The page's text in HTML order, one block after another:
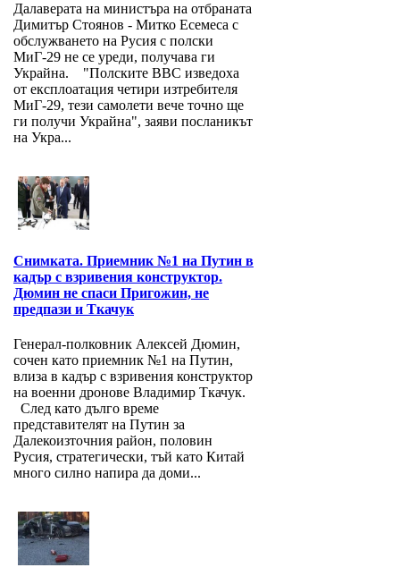
Далаверата на министъра на отбраната
Димитър Стоянов - Митко Есемеса с
обслужването на Русия с полски
МиГ-29 не се уреди, получава ги
Украйна. "Полските ВВС изведоха
от експлоатация четири изтребителя
МиГ-29, тези самолети вече точно ще
ги получи Украйна", заяви посланикът
на Укра...
Снимката. Приемник №1 на Путин в
кадър с взривения конструктор.
Дюмин не спаси Пригожин, не
предпази и Ткачук
Генерал-полковник Алексей Дюмин,
сочен като приемник №1 на Путин,
влиза в кадър с взривения конструктор
на военни дронове Владимир Ткачук.
След като дълго време
представителят на Путин за
Далекоизточния район, половин
Русия, стратегически, тъй като Китай
много силно напира да доми...